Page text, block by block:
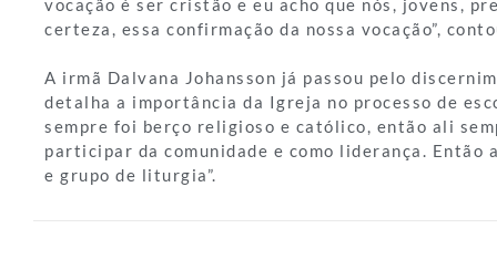
vocação é ser cristão e eu acho que nós, jovens,
certeza, essa confirmação da nossa vocação”,
A irmã Dalvana Johansson já passou pelo
detalha a importância da Igreja no processo de
sempre foi berço religioso e católico, então ali
participar da comunidade e como liderança. Então
e grupo de liturgia”.